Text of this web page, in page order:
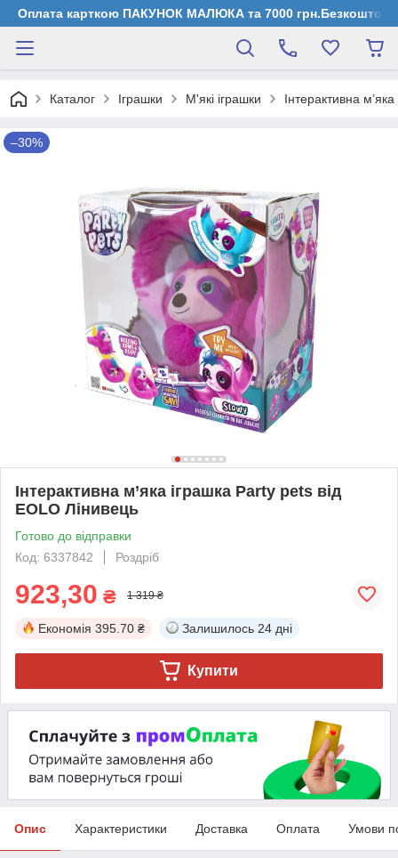
Оплата карткою ПАКУНОК МАЛЮКА та 7000 грн.Безкоштовна
Каталог Іграшки М'які іграшки Інтерактивна
–30%
Інтерактивна м’яка іграшка Party pets від
EOLO Лінивець
Готово до відправки
Код: 6337842
Роздріб
923,30 ₴ 1 319 ₴
Економія 395.70 ₴ Залишилось 24 дні
Купити
Опис Характеристики Доставка Оплата Умови